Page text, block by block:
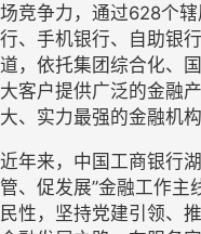
场竞争力，通过628个
行、手机银行、自助银
道，依托集团综合化、
大客户提供广泛的金融
大、实力最强的金融机构
近年来，中国工商银行
管、促发展”金融工作主
民性，坚持党建引领、